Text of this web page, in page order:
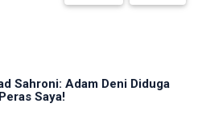
Sahroni: Adam Deni Diduga
Saya!